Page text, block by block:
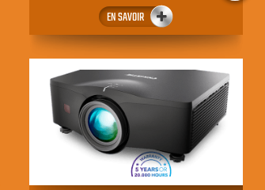
EN SAVOIR